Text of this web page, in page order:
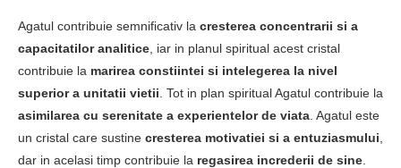
Agatul contribuie semnificativ la cresterea concentrarii si a
capacitatilor analitice , iar in planul spiritual acest cristal
contribuie la marirea constiintei si intelegerea la nivel
superior a unitatii vietii . Tot in plan spiritual Agatul contribuie la
asimilarea cu serenitate a experientelor de viata . Agatul este
un cristal care sustine cresterea motivatiei si a entuziasmului
dar in acelasi timp contribuie la regasirea increderii de sine